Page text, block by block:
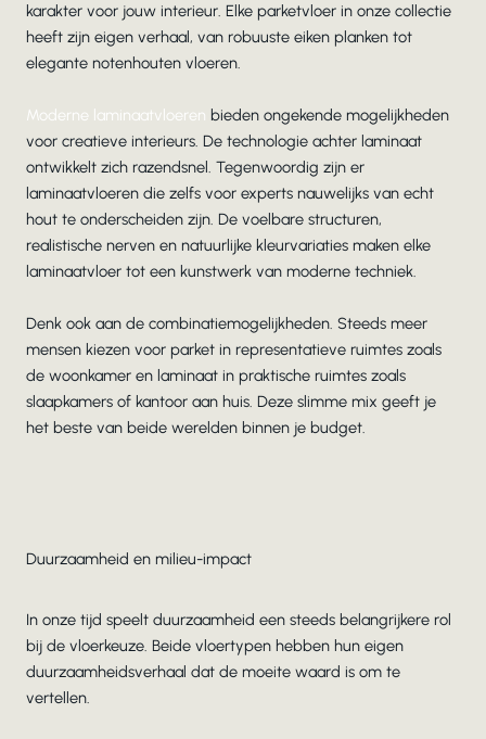
karakter voor jouw interieur. Elke parketvloer in onze collectie
heeft zijn eigen verhaal, van robuuste eiken planken tot
elegante notenhouten vloeren.
Moderne laminaatvloeren bieden ongekende mogelijkheden
voor creatieve interieurs. De technologie achter laminaat
ontwikkelt zich razendsnel. Tegenwoordig zijn er
laminaatvloeren die zelfs voor experts nauwelijks van echt
hout te onderscheiden zijn. De voelbare structuren,
realistische nerven en natuurlijke kleurvariaties maken elke
laminaatvloer tot een kunstwerk van moderne techniek.
Denk ook aan de combinatiemogelijkheden. Steeds meer
mensen kiezen voor parket in representatieve ruimtes zoals
de woonkamer en laminaat in praktische ruimtes zoals
slaapkamers of kantoor aan huis. Deze slimme mix geeft je
het beste van beide werelden binnen je budget.
Duurzaamheid en milieu-impact
In onze tijd speelt duurzaamheid een steeds belangrijkere rol
bij de vloerkeuze. Beide vloertypen hebben hun eigen
duurzaamheidsverhaal dat de moeite waard is om te
vertellen.